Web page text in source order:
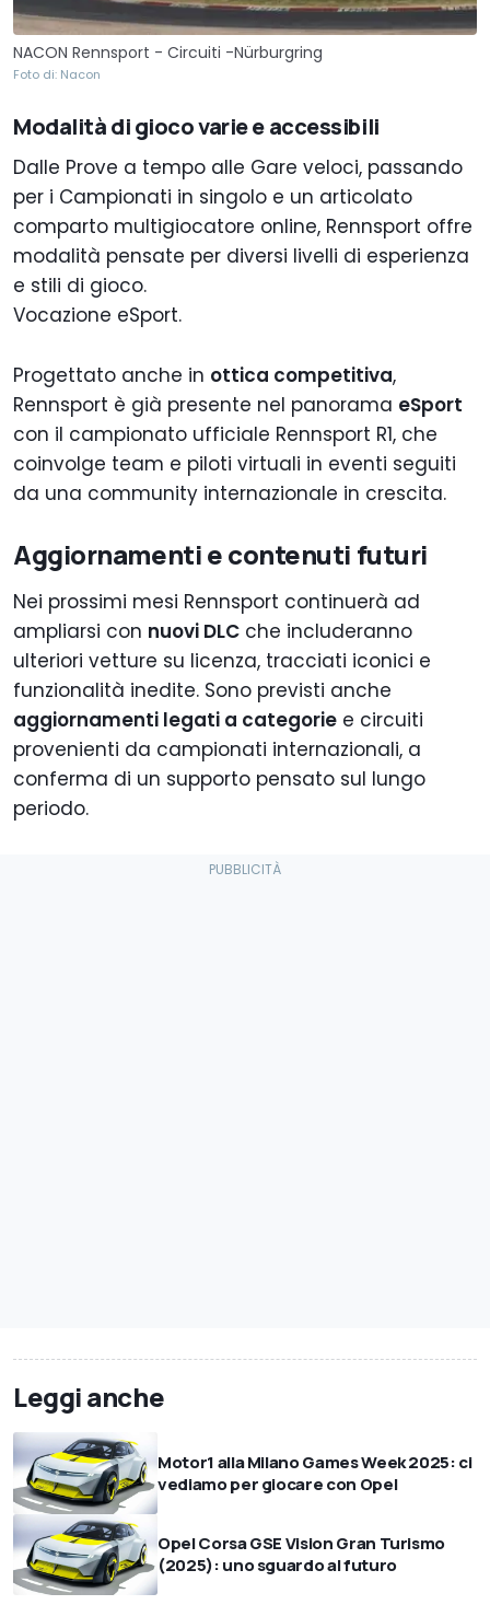
NACON Rennsport - Circuiti -Nürburgring
Foto di: Nacon
Modalità di gioco varie e accessibili
Dalle Prove a tempo alle Gare veloci, passando
per i Campionati in singolo e un articolato
comparto multigiocatore online, Rennsport offre
modalità pensate per diversi livelli di esperienza
e stili di gioco.
Vocazione eSport.
Progettato anche in ottica competitiva,
Rennsport è già presente nel panorama eSport
con il campionato ufficiale Rennsport R1, che
coinvolge team e piloti virtuali in eventi seguiti
da una community internazionale in crescita.
Aggiornamenti e contenuti futuri
Nei prossimi mesi Rennsport continuerà ad
ampliarsi con nuovi DLC che includeranno
ulteriori vetture su licenza, tracciati iconici e
funzionalità inedite. Sono previsti anche
aggiornamenti legati a categorie e circuiti
provenienti da campionati internazionali, a
conferma di un supporto pensato sul lungo
periodo.
Leggi anche
Motor1 alla Milano Games Week 2025: ci
vediamo per giocare con Opel
Opel Corsa GSE Vision Gran Turismo
(2025): uno sguardo al futuro